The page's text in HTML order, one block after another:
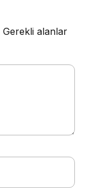
Gerekli alanlar